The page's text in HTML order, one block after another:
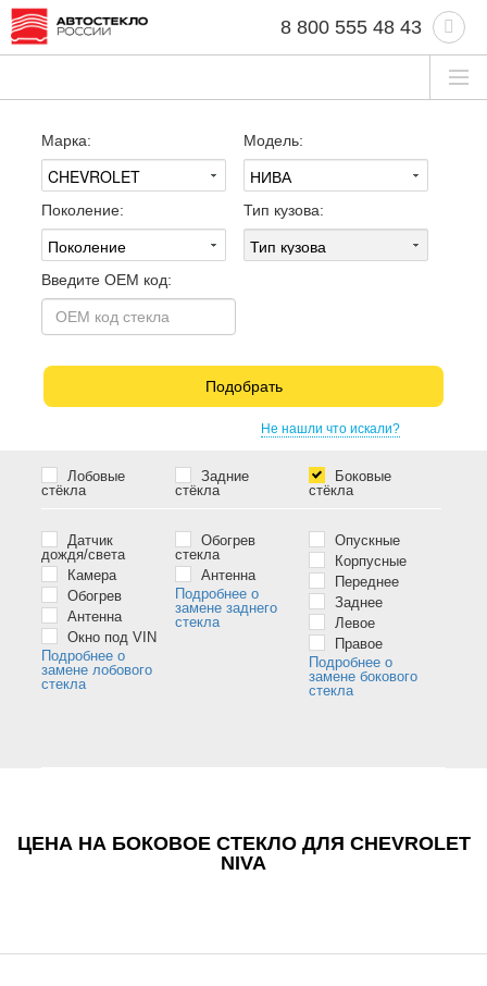
8 800 555 48 43
Марка: Модель:
Поколение: Тип кузова:
Введите OEM код:
Подобрать
Не нашли что искали?
Лобовые
стёкла
Датчик
дождя/света
Камера
Обогрев
Антенна
Окно под VIN
Подробнее о
замене лобового
стекла
Задние
стёкла
Обогрев
стекла
Антенна
Подробнее о
замене заднего
стекла
Боковые
стёкла
Опускные
Корпусные
Переднее
Заднее
Левое
Правое
Подробнее о
замене бокового
стекла
ЦЕНА НА БОКОВОЕ СТЕКЛО ДЛЯ CHEVROLET
NIVA